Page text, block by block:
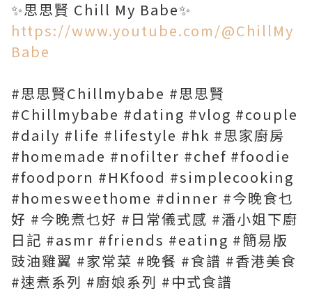
https://www.youtube.com/@ChillMy
Babe
#思思賢Chillmybabe #思思賢
#Chillmybabe #dating #vlog #couple
#daily #life #lifestyle #hk #思家廚房
#homemade #nofilter #chef #foodie
#foodporn #HKfood #simplecooking
#homesweethome #dinner #今晚食乜
好 #今晚煮乜好 #日常儀式感 #潘小姐下廚
日記 #asmr #friends #eating #簡易版
豉油雞翼 #家常菜 #晚餐 #食譜 #香港美食
#速煮系列 #廚娘系列 #中式食譜